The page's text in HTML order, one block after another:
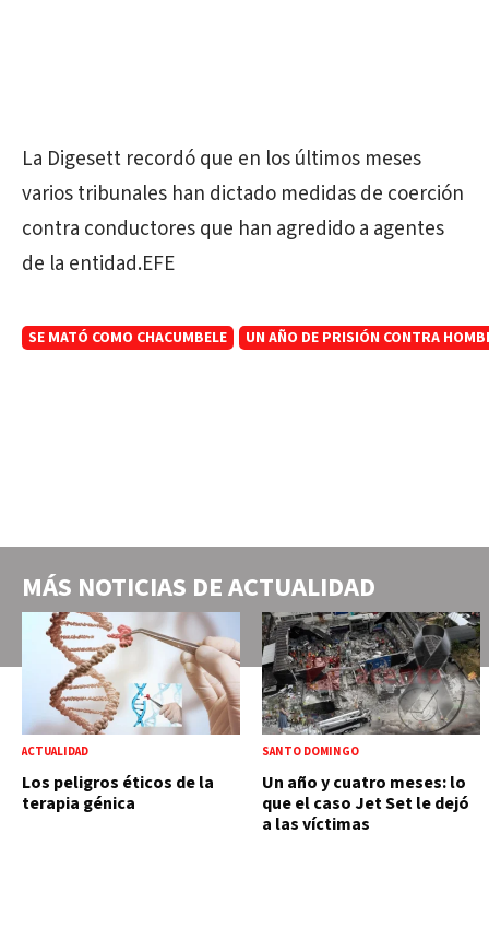
La Digesett recordó que en los últimos meses
varios tribunales han dictado medidas de coerción
contra conductores que han agredido a agentes
de la entidad.EFE
SE MATÓ COMO CHACUMBELE UN AÑO DE PRISIÓN CONTRA
MÁS NOTICIAS DEACTUALIDAD
ACTUALIDAD
Los peligros éticos de la
terapia génica
SANTO DOMINGO
Un año y cuatro meses: lo
que el caso Jet Set le dejó
a las víctimas